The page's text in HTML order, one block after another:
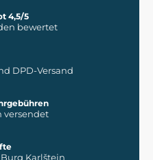
4,5/5
bewertet
DPD-Versand
versendet
Karlštejn